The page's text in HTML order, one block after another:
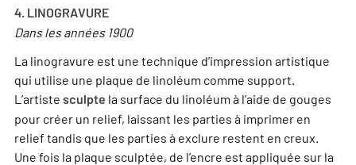
4. LINOGRAVURE
Dans les années 1900
La linogravure est une technique d’impression artistique
qui utilise une plaque de linoléum comme support.
L’artiste sculpte la surface du linoléum à l’aide de gouges
pour créer un relief, laissant les parties à imprimer en
relief tandis que les parties à exclure restent en creux.
Une fois la plaque sculptée, de l’encre est appliquée sur la